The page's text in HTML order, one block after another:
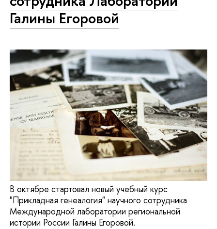
Галины Егоровой
В октябре стартовал новый учебный курс
"Прикладная генеалогия" научного сотрудника
Международной лаборатории региональной
истории России Галины Егоровой.